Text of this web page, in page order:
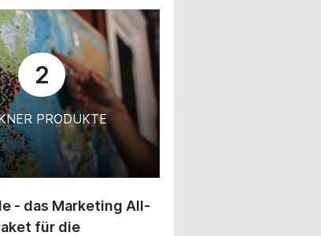
2
PRODUKTE
- das Marketing All-
für die